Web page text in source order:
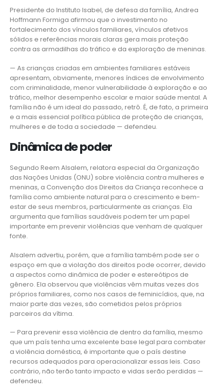
Presidente do Instituto Isabel, de defesa da família, Andrea
Hoffmann Formiga afirmou que o investimento no
fortalecimento dos vínculos familiares, vínculos afetivos
sólidos e referências morais claras gera mais proteção
contra as armadilhas do tráfico e da exploração de meninas.
— As crianças criadas em ambientes familiares estáveis
apresentam, obviamente, menores índices de envolvimento
com criminalidade, menor vulnerabilidade à exploração e ao
tráfico, melhor desempenho escolar e maior saúde mental. A
família não é um ideal do passado, retrô. É, de fato, a primeira
e a mais essencial política pública de proteção de crianças,
mulheres e de toda a sociedade — defendeu.
Dinâmica de poder
Segundo Reem Alsalem, relatora especial da Organização
das Nações Unidas (ONU) sobre violência contra mulheres e
meninas, a Convenção dos Direitos da Criança reconhece a
família como ambiente natural para o crescimento e bem-
estar de seus membros, particularmente as crianças. Ela
argumenta que famílias saudáveis podem ter um papel
importante em prevenir violências que venham de qualquer
fonte.
Alsalem advertiu, porém, que a família também pode ser o
espaço em que a violação dos direitos pode ocorrer, devido
a aspectos como dinâmica de poder e estereótipos de
gênero. Ela observou que violências vêm muitas vezes dos
próprios familiares, como nos casos de feminicídios, que, na
maior parte das vezes, são cometidos pelos próprios
parceiros da vítima.
— Para prevenir essa violência de dentro da família, mesmo
que um país tenha uma excelente base legal para combater
a violência doméstica, é importante que o país destine
recursos adequados para operacionalizar essas leis. Caso
contrário, não terão tanto impacto e vidas serão perdidas —
defendeu.